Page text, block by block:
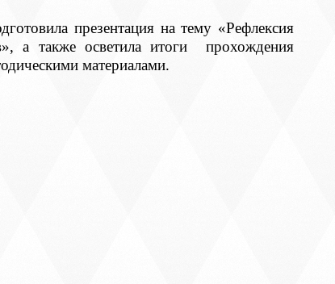
презентация на тему «Рефлексия
а также осветила итоги прохождения
материалами.